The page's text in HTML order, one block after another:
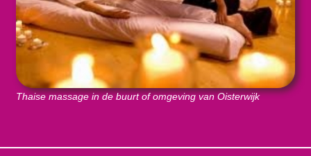
Thaise massage in de buurt of omgeving van Oisterwijk